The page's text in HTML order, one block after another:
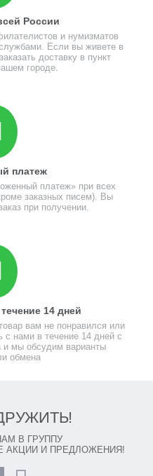
России
и нумизматов
Если вы живете в
доставку в пункт
городе.
платеж
платеж» при всех
заказных писем). Вы
при получении.
14 дней
вам не понравился или
с нами в течение 14 дней с
и мы обсудим варианты
обмена
В ГРУППУ
АКЦИИ И ПРЕДЛОЖЕНИЯ!